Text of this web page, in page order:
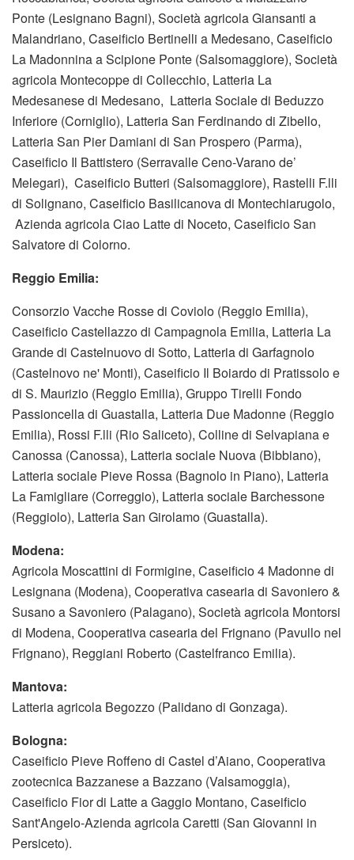
Ponte (Lesignano Bagni), Società agricola Giansanti a
Malandriano, Caseificio Bertinelli a Medesano, Caseificio
La Madonnina a Scipione Ponte (Salsomaggiore), Società
agricola Montecoppe di Collecchio, Latteria La
Medesanese di Medesano, Latteria Sociale di Beduzzo
Inferiore (Corniglio), Latteria San Ferdinando di Zibello,
Latteria San Pier Damiani di San Prospero (Parma),
Caseificio Il Battistero (Serravalle Ceno-Varano de’
Melegari), Caseificio Butteri (Salsomaggiore), Rastelli F.lli
di Solignano, Caseificio Basilicanova di Montechiarugolo,
Azienda agricola Ciao Latte di Noceto, Caseificio San
Salvatore di Colorno.
Reggio Emilia:
Consorzio Vacche Rosse di Coviolo (Reggio Emilia),
Caseificio Castellazzo di Campagnola Emilia, Latteria La
Grande di Castelnuovo di Sotto, Latteria di Garfagnolo
(Castelnovo ne' Monti), Caseificio Il Boiardo di Pratissolo e
di S. Maurizio (Reggio Emilia), Gruppo Tirelli Fondo
Passioncella di Guastalla, Latteria Due Madonne (Reggio
Emilia), Rossi F.lli (Rio Saliceto), Colline di Selvapiana e
Canossa (Canossa), Latteria sociale Nuova (Bibbiano),
Latteria sociale Pieve Rossa (Bagnolo in Piano), Latteria
La Famigliare (Correggio), Latteria sociale Barchessone
(Reggiolo), Latteria San Girolamo (Guastalla).
Modena:
Agricola Moscattini di Formigine, Caseificio 4 Madonne di
Lesignana (Modena), Cooperativa casearia di Savoniero &
Susano a Savoniero (Palagano), Società agricola Montorsi
di Modena, Cooperativa casearia del Frignano (Pavullo nel
Frignano), Reggiani Roberto (Castelfranco Emilia).
Mantova:
Latteria agricola Begozzo (Palidano di Gonzaga).
Bologna:
Caseificio Pieve Roffeno di Castel d’Aiano, Cooperativa
zootecnica Bazzanese a Bazzano (Valsamoggia),
Caseificio Fior di Latte a Gaggio Montano, Caseificio
Sant'Angelo-Azienda agricola Caretti (San Giovanni in
Persiceto).